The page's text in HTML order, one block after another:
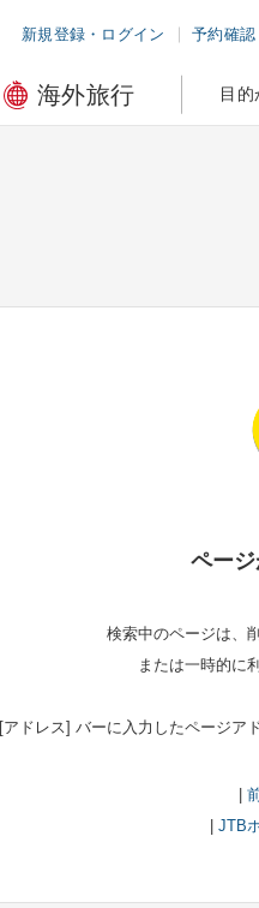
新規登録・ログイン 予約確認
海外旅行 目的
ペー
検索中のページは、
または一時的に
[アドレス] バーに入力したページア
JTB